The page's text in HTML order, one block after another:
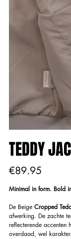
TEDDY
Price
€89.95
Minimal in form. Bold
De Beige Cropped
afwerking. De zachte
reflecterende
overdaad, wel karakter.